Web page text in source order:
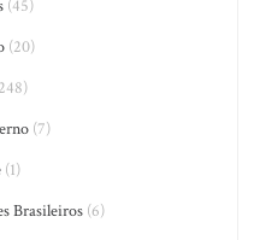
(45)
(20)
(7)
(1)
Brasileiros(6)